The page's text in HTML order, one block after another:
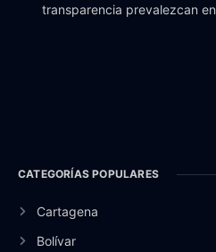
transparencia prevalezcan
CATEGORÍAS POPULARES
Cartagena
Bolívar